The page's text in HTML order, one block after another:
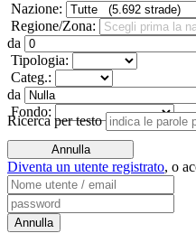
Nazione:
Regione/Zona:
da
Tipologia:
Categ.:
da
Fondo:
Ricerca per testo
Diventa un utente registrato, o